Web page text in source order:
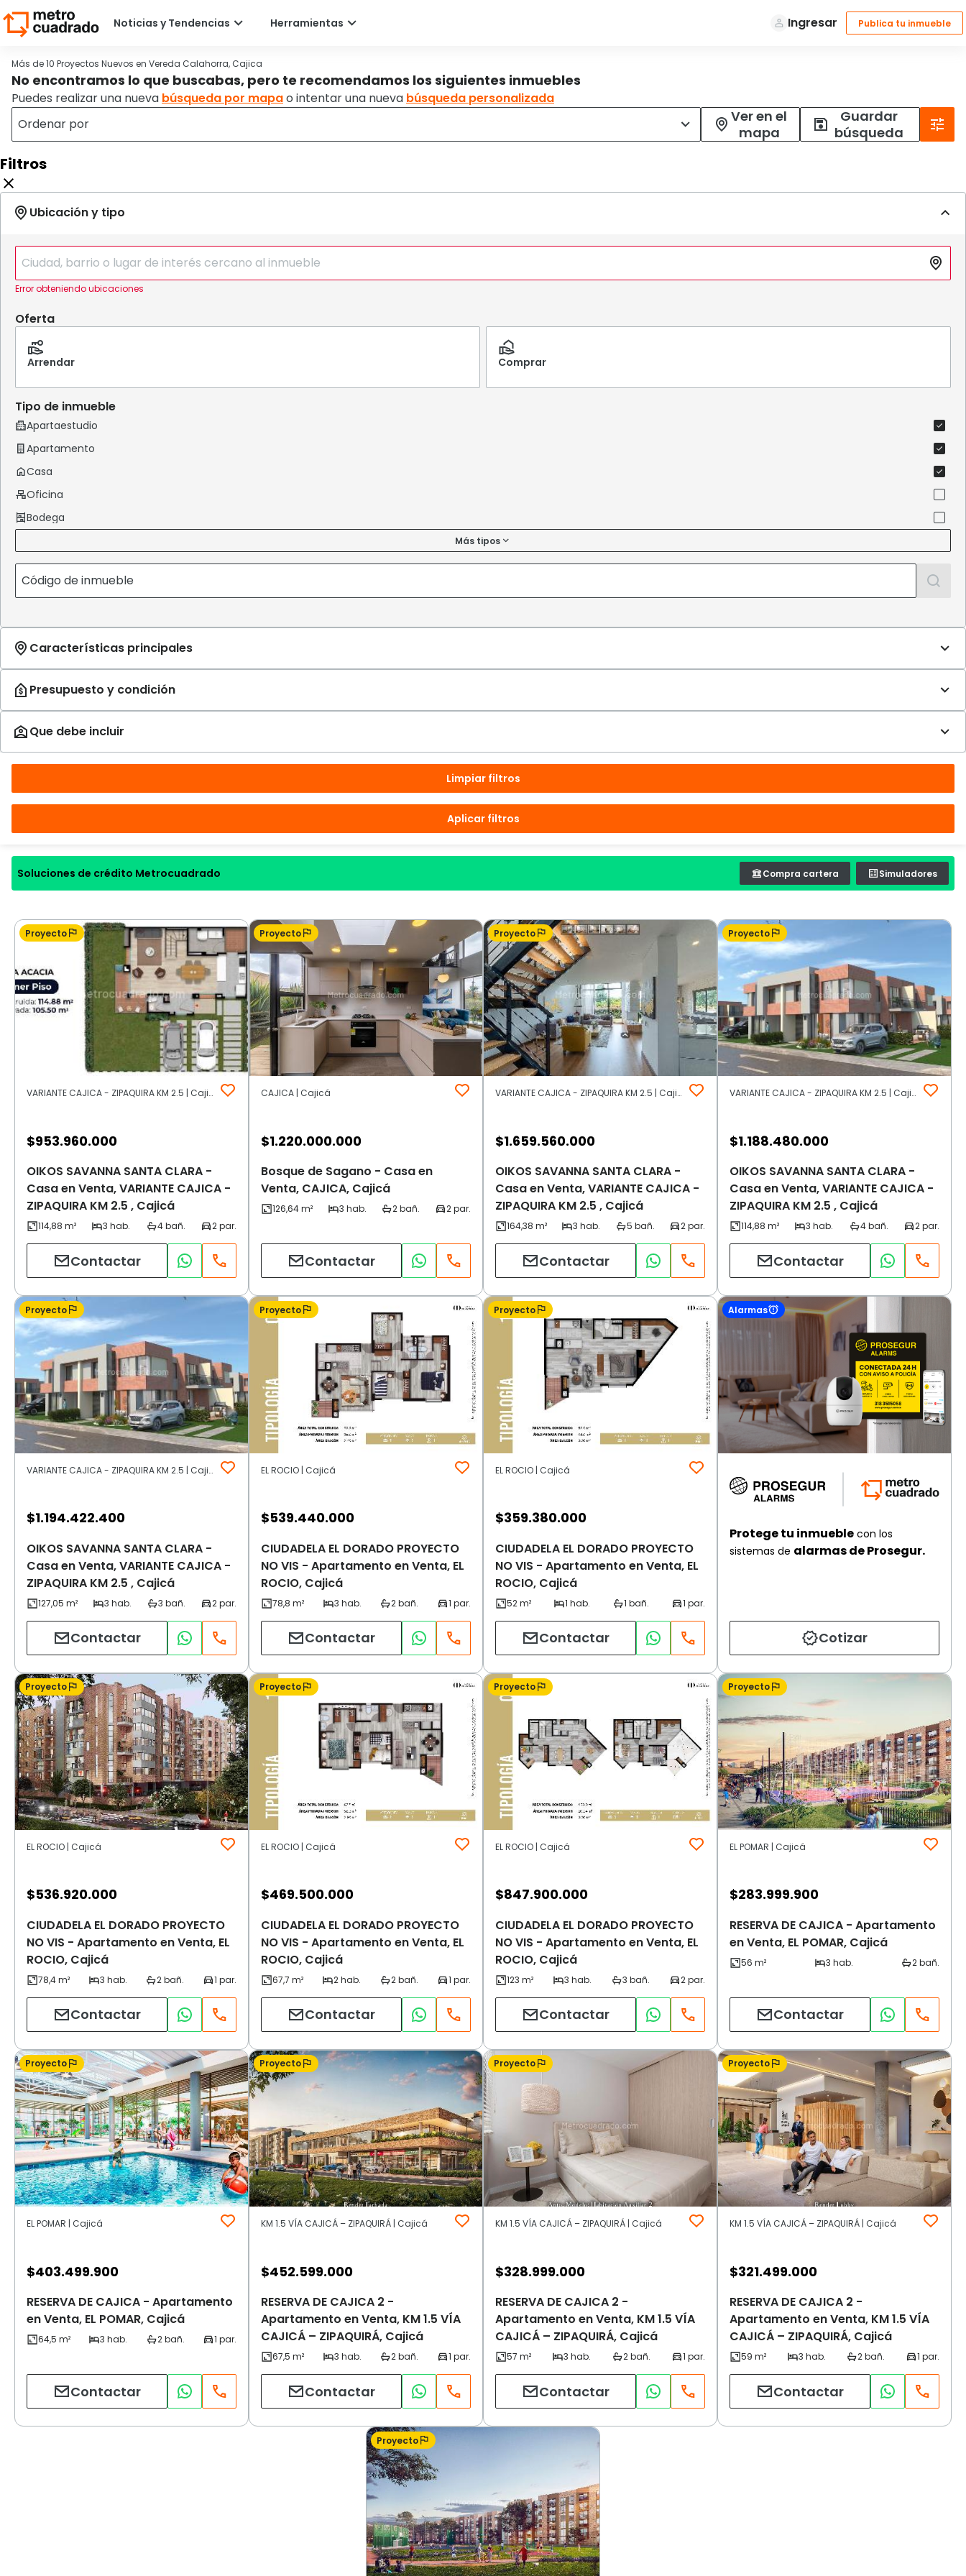
Más de 10 Proyectos Nuevos en Vereda Calahorra, Cajica
No encontramos lo que buscabas, pero te recomendamos los siguientes inmuebles
Puedes realizar una nueva búsqueda por mapao intentar una nueva búsqueda personalizada
Ver en el
mapa
Guardar
búsqueda
Filtros
Error obteniendo ubicaciones
Oferta
Arrendar Comprar
Tipo de inmueble
Más tipos
Limpiar filtros
Aplicar filtros
Soluciones de crédito Metrocuadrado Compra cartera Simuladores
Proyecto
VARIANTE CAJICA - ZIPAQUIRA KM 2.5 | Cajicá
$953.960.000
OIKOS SAVANNA SANTA CLARA -
Casa en Venta, VARIANTE CAJICA -
ZIPAQUIRA KM 2.5 , Cajicá
Contactar
Proyecto
CAJICA | Cajicá
$1.220.000.000
Bosque de Sagano - Casa en
Venta, CAJICA, Cajicá
Contactar
Proyecto
VARIANTE CAJICA - ZIPAQUIRA KM 2.5 | Cajicá
$1.659.560.000
OIKOS SAVANNA SANTA CLARA -
Casa en Venta, VARIANTE CAJICA -
ZIPAQUIRA KM 2.5 , Cajicá
Contactar
Proyecto
VARIANTE CAJICA - ZIPAQUIRA KM 2.5 | Cajicá
$1.188.480.000
OIKOS SAVANNA SANTA CLARA -
Casa en Venta, VARIANTE CAJICA -
ZIPAQUIRA KM 2.5 , Cajicá
Contactar
Proyecto
VARIANTE CAJICA - ZIPAQUIRA KM 2.5 | Cajicá
$1.194.422.400
OIKOS SAVANNA SANTA CLARA -
Casa en Venta, VARIANTE CAJICA -
ZIPAQUIRA KM 2.5 , Cajicá
Contactar
Proyecto
EL ROCIO | Cajicá
$539.440.000
CIUDADELA EL DORADO PROYECTO
NO VIS - Apartamento en Venta, EL
ROCIO, Cajicá
Contactar
Proyecto
EL ROCIO | Cajicá
$359.380.000
CIUDADELA EL DORADO PROYECTO
NO VIS - Apartamento en Venta, EL
ROCIO, Cajicá
Contactar
Alarmas
Protege tu inmueble con los
sistemas de alarmas de Prosegur.
Cotizar
Proyecto
EL ROCIO | Cajicá
$536.920.000
CIUDADELA EL DORADO PROYECTO
NO VIS - Apartamento en Venta, EL
ROCIO, Cajicá
Contactar
Proyecto
EL ROCIO | Cajicá
$469.500.000
CIUDADELA EL DORADO PROYECTO
NO VIS - Apartamento en Venta, EL
ROCIO, Cajicá
Contactar
Proyecto
EL ROCIO | Cajicá
$847.900.000
CIUDADELA EL DORADO PROYECTO
NO VIS - Apartamento en Venta, EL
ROCIO, Cajicá
Contactar
Proyecto
EL POMAR | Cajicá
$283.999.900
RESERVA DE CAJICA - Apartamento
en Venta, EL POMAR, Cajicá
Contactar
Proyecto
EL POMAR | Cajicá
$403.499.900
RESERVA DE CAJICA - Apartamento
en Venta, EL POMAR, Cajicá
Contactar
Proyecto
KM 1.5 VÍA CAJICÁ – ZIPAQUIRÁ | Cajicá
$452.599.000
RESERVA DE CAJICA 2 -
Apartamento en Venta, KM 1.5 VÍA
CAJICÁ – ZIPAQUIRÁ, Cajicá
Contactar
Proyecto
KM 1.5 VÍA CAJICÁ – ZIPAQUIRÁ | Cajicá
$328.999.000
RESERVA DE CAJICA 2 -
Apartamento en Venta, KM 1.5 VÍA
CAJICÁ – ZIPAQUIRÁ, Cajicá
Contactar
Proyecto
KM 1.5 VÍA CAJICÁ – ZIPAQUIRÁ | Cajicá
$321.499.000
RESERVA DE CAJICA 2 -
Apartamento en Venta, KM 1.5 VÍA
CAJICÁ – ZIPAQUIRÁ, Cajicá
Contactar
Proyecto